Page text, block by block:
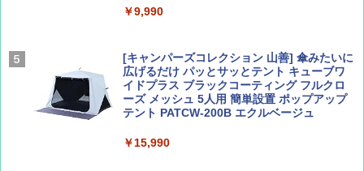
￥1,833
￥9,990
[キャンパーズコレクション 山善] 傘みたいに
広げるだけ パッとサッとテント キューブワ
イドプラス ブラックコーティング フルクロ
ーズ メッシュ 5人用 簡単設置 ポップアップ
テント PATCW-200B エクルベージュ
￥15,990